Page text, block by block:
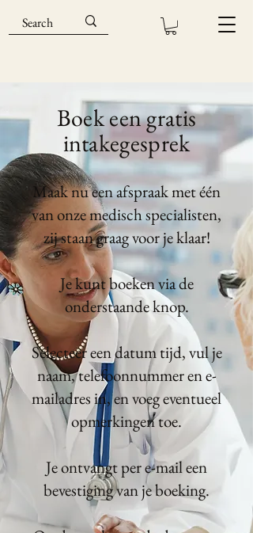
Boek een gratis
intakegesprek
Maak nu een afspraak met één
van onze medisch specialisten,
zij staan graag voor je klaar!
Je kunt boeken via de
onderstaande knop.
Selecteer een datum tijd, vul je
naam, telefoonnummer en e-
mailadres in, en voeg eventueel
opmerkingen toe.
Je ontvangt per e-mail een
bevestiging van je boeking.